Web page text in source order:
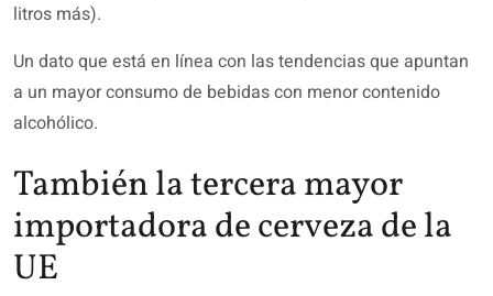
litros más).
Un dato que está en línea con las tendencias que apuntan
a un mayor consumo de bebidas con menor contenido
alcohólico.
También la tercera mayor
importadora de cerveza de la
UE